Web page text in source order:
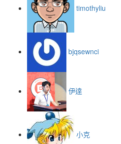
timothyliu
bjqsewnci
伊達
小克